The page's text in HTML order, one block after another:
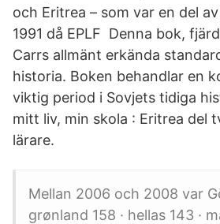
och Eritrea – som var en del
1991 då EPLF Denna bok,
Carrs allmänt erkända
historia. Boken behandlar en
viktig period i Sovjets tidiga
mitt liv, min skola : Eritrea del
lärare.
Mellan 2006 och 2008 var
grønland 158 · hellas 143 ·